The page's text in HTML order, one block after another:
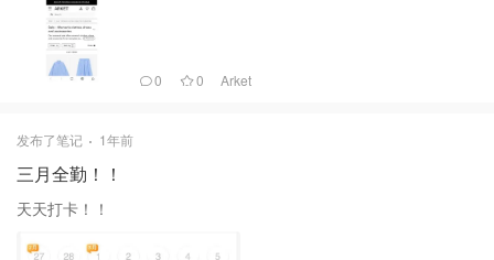
0 0 Arket
发布了笔记 1年前
三月全勤！！
天天打卡！！